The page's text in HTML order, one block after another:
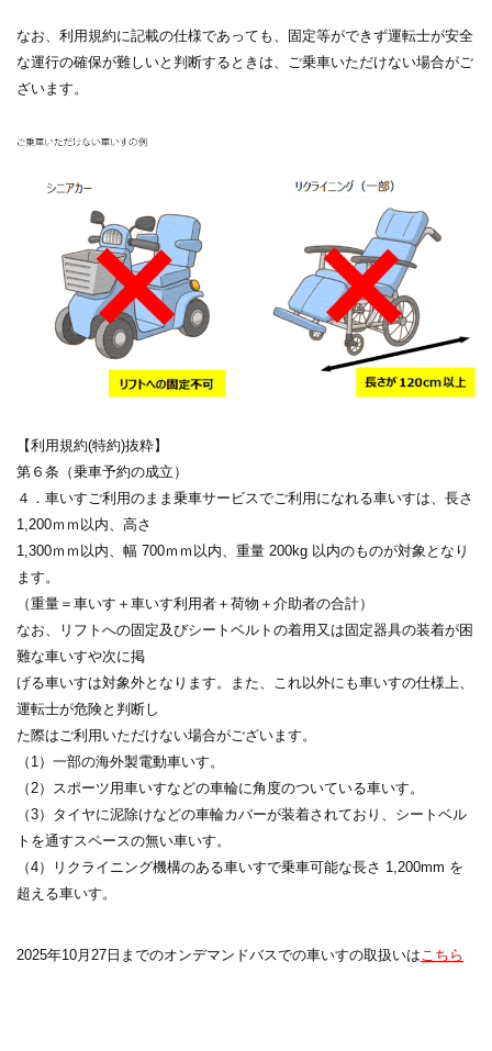
なお、利用規約に記載の仕様であっても、固定等ができず運転士が安全
な運行の確保が難しいと判断するときは、ご乗車いただけない場合がご
ざいます。
【利用規約(特約)抜粋】
第６条（乗車予約の成立）
４．車いすご利用のまま乗車サービスでご利用になれる車いすは、長さ
1,200ｍｍ以内、高さ
1,300ｍｍ以内、幅 700ｍｍ以内、重量 200kg 以内のものが対象となり
ます。
（重量＝車いす＋車いす利用者＋荷物＋介助者の合計）
なお、リフトへの固定及びシートベルトの着用又は固定器具の装着が困
難な車いすや次に掲
げる車いすは対象外となります。また、これ以外にも車いすの仕様上、
運転士が危険と判断し
た際はご利用いただけない場合がございます。
（1）一部の海外製電動車いす。
（2）スポーツ用車いすなどの車輪に角度のついている車いす。
（3）タイヤに泥除けなどの車輪カバーが装着されており、シートベル
トを通すスペースの無い車いす。
（4）リクライニング機構のある車いすで乗車可能な長さ 1,200mm を
超える車いす。
2025年10月27日までのオンデマンドバスでの車いすの取扱いは こちら